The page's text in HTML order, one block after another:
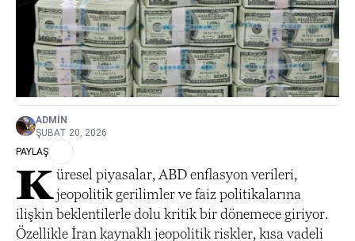
ADMIN
ŞUBAT 20, 2026
PAYLAŞ
K üresel piyasalar, ABD enflasyon verileri,
jeopolitik gerilimler ve faiz politikalarına
ilişkin beklentilerle dolu kritik bir dönemece giriyor.
Özellikle İran kaynaklı jeopolitik riskler, kısa vadeli